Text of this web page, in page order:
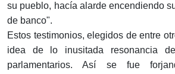
su pueblo, hacía alarde encendiendo
de banco".
Estos testimonios, elegidos de entre
idea de lo inusitada resonancia
parlamentarios. Así se fue